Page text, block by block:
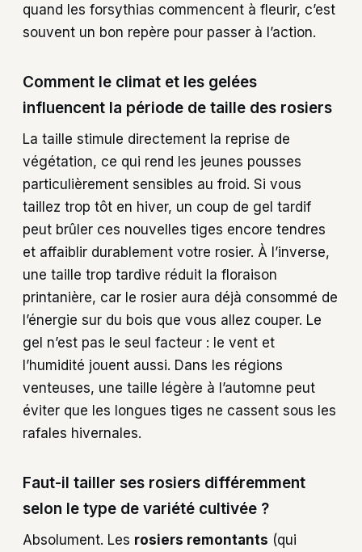
quand les forsythias commencent à fleurir, c’est
souvent un bon repère pour passer à l’action.
Comment le climat et les gelées
influencent la période de taille des rosiers
La taille stimule directement la reprise de
végétation, ce qui rend les jeunes pousses
particulièrement sensibles au froid. Si vous
taillez trop tôt en hiver, un coup de gel tardif
peut brûler ces nouvelles tiges encore tendres
et affaiblir durablement votre rosier. À l’inverse,
une taille trop tardive réduit la floraison
printanière, car le rosier aura déjà consommé de
l’énergie sur du bois que vous allez couper. Le
gel n’est pas le seul facteur : le vent et
l’humidité jouent aussi. Dans les régions
venteuses, une taille légère à l’automne peut
éviter que les longues tiges ne cassent sous les
rafales hivernales.
Faut-il tailler ses rosiers différemment
selon le type de variété cultivée ?
Absolument. Les rosiers remontants (qui